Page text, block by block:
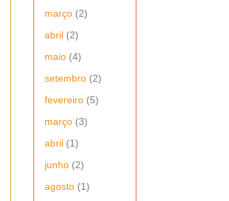
março (2)
abril (2)
maio (4)
setembro (2)
fevereiro (5)
março (3)
abril (1)
junho (2)
agosto (1)